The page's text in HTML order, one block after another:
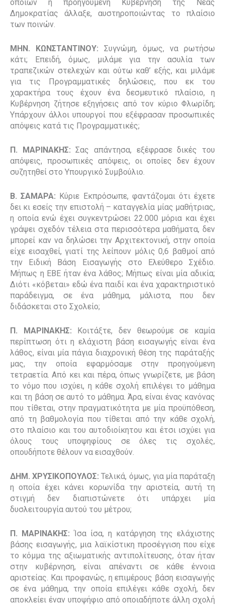
οποίων η προηγούμενη Κυβέρνηση της Νέας
Δημοκρατίας άλλαξε, αυστηροποιώντας το πλαίσιο
των ποινών.
ΜΗΝ. ΚΩΝΣΤΑΝΤΙΝΟΥ: Συγνώμη, όμως, να ρωτήσω
κάτι; Επειδή, όμως, μιλάμε για την ασυλία των
τραπεζικών στελεχών και ούτω καθ’ εξής, και μιλάμε
για τις Προγραμματικές δηλώσεις, που εκ του
χαρακτήρα τους έχουν ένα δεσμευτικό πλαίσιο, η
Κυβέρνηση ζήτησε εξηγήσεις από τον κύριο Φλωρίδη;
Υπάρχουν άλλοι υπουργοί που εξέφρασαν προσωπικές
απόψεις κατά τις Προγραμματικές;
Π. ΜΑΡΙΝΑΚΗΣ:Σας απάντησα, εξέφρασε δικές του
απόψεις, προσωπικές απόψεις, οι οποίες δεν έχουν
συζητηθεί στο Υπουργικό Συμβούλιο.
Β. ΣΑΜΑΡΑ: Κύριε Εκπρόσωπε, φαντάζομαι ότι έχετε
δει κι εσείς την επιστολή – καταγγελία μίας μαθήτριας,
η οποία ενώ έχει συγκεντρώσει 22.000 μόρια και έχει
γράψει σχεδόν τέλεια στα περισσότερα μαθήματα, δεν
μπορεί καν να δηλώσει την Αρχιτεκτονική, στην οποία
είχε εισαχθεί, γιατί της λείπουν μόλις 0,6 βαθμοί από
την Ειδική Βάση Εισαγωγής στο Ελεύθερο Σχέδιο.
Μήπως η ΕΒΕ ήταν ένα λάθος; Μήπως είναι μία αδικία;
Διότι «κόβεται» εδώ ένα παιδί και ένα χαρακτηριστικό
παράδειγμα, σε ένα μάθημα, μάλιστα, που δεν
διδάσκεται στο Σχολείο;
Π. ΜΑΡΙΝΑΚΗΣ: Κοιτάξτε, δεν θεωρούμε σε καμία
περίπτωση ότι η ελάχιστη βάση εισαγωγής είναι ένα
λάθος, είναι μία πάγια διαχρονική θέση της παράταξής
μας, την οποία εφαρμόσαμε στην προηγούμενη
τετραετία. Από κει και πέρα, όπως γνωρίζετε, με βάση
το νόμο που ισχύει, η κάθε σχολή επιλέγει το μάθημα
και τη βάση σε αυτό το μάθημα. Άρα, είναι ένας κανόνας
που τίθεται, στην πραγματικότητα με μία προϋπόθεση,
από τη βαθμολογία που τίθεται από την κάθε σχολή,
στο πλαίσιο και του αυτοδιοίκητου και έτσι ισχύει για
όλους τους υποψηφίους σε όλες τις σχολές,
οπουδήποτε θέλουν να εισαχθούν.
ΔΗΜ. ΧΡΥΣΙΚΟΠΟΥΛΟΣ:Τελικά, όμως, για μία παράταξη
η οποία έχει κάνει κορωνίδα την αριστεία, αυτή τη
στιγμή δεν διαπιστώνετε ότι υπάρχει μία
δυσλειτουργία αυτού του μέτρου;
Π. ΜΑΡΙΝΑΚΗΣ: Ίσα ίσα, η κατάργηση της ελάχιστης
βάσης εισαγωγής, μια λαϊκίστικη προσέγγιση που είχε
το κόμμα της αξιωματικής αντιπολίτευσης, όταν ήταν
στην κυβέρνηση, είναι απέναντι σε κάθε έννοια
αριστείας. Και προφανώς, η επιμέρους βάση εισαγωγής
σε ένα μάθημα, την οποία επιλέγει κάθε σχολή, δεν
αποκλείει έναν υποψήφιο από οποιαδήποτε άλλη σχολή